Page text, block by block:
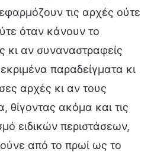
τις αρχές ούτε
όταν κάνουν το
αν συναναστραφείς
παραδείγματα κι
αρχές κι αν τους
θίγοντας ακόμα και τις
ειδικών περιστάσεων,
από το πρωί ως το